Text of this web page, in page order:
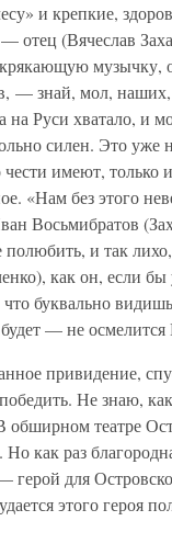
и крепкие,
отец (Вячеслав
музычку,
— знай, мол,
на Руси хватало, и
силен. Это уже
чести имеют,
«Нам без этого
Восьмибратов
и так
как он, если бы
буквально
— не осмелится
привидение,
Не знаю,
обширном театре
как раз
герой для
этого героя